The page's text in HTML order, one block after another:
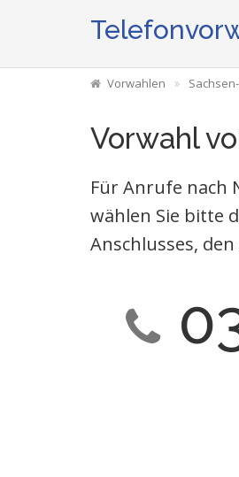
Vorwahlen
Vorwahl
Für Anrufe nach
wählen Sie bitte
Anschlusses,